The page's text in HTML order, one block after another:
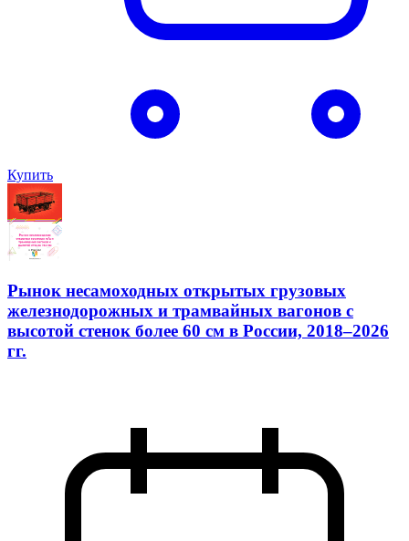
Купить
Рынок несамоходных открытых грузовых
железнодорожных и трамвайных вагонов с
высотой стенок более 60 см в России, 2018–2026
гг.